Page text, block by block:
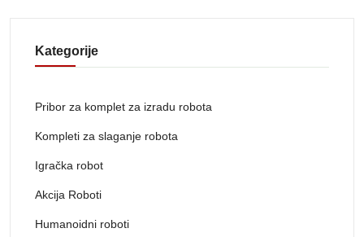
Kategorije
Pribor za komplet za izradu robota
Kompleti za slaganje robota
Igračka robot
Akcija Roboti
Humanoidni roboti